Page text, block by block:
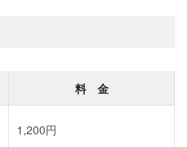
料 金
1,200円